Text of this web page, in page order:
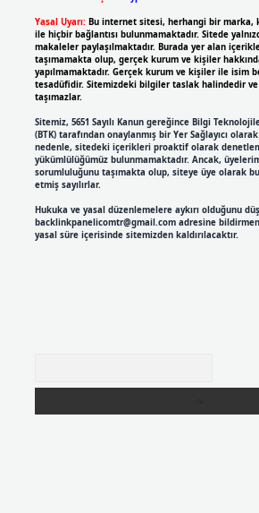
Yasal Uyarı: Bu internet sitesi, herhangi bir marka,
ile hiçbir bağlantısı bulunmamaktadır. Sitede
makaleler paylaşılmaktadır. Burada yer alan
taşımamakta olup, gerçek kurum ve kişiler
yapılmamaktadır. Gerçek kurum ve kişiler ile isim
tesadüfidir. Sitemizdeki bilgiler taslak halindedir
taşımazlar.
Sitemiz, 5651 Sayılı Kanun gereğince Bilgi
(BTK) tarafından onaylanmış bir Yer Sağlayıcı
nedenle, sitedeki içerikleri proaktif olarak
yükümlülüğümüz bulunmamaktadır. Ancak,
sorumluluğunu taşımakta olup, siteye üye olarak
etmiş sayılırlar.
Hukuka ve yasal düzenlemelere aykırı olduğunu
backlinkpanelicomtr@gmail.comadresine
yasal süre içerisinde sitemizden kaldırılacaktır.